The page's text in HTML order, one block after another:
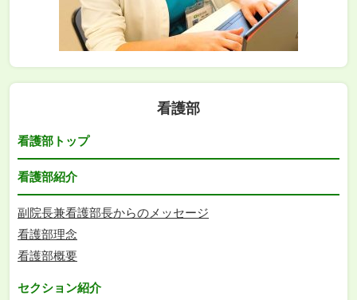
看護部
看護部トップ
看護部紹介
副院長兼看護部長からのメッセージ
看護部理念
看護部概要
セクション紹介